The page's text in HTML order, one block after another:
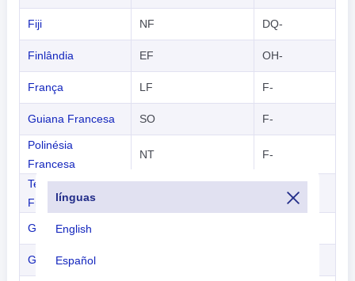
línguas
English
Español
Fiji NF DQ-
Finlândia EF OH-
França LF F-
Guiana Francesa SO F-
Polinésia
Francesa
NT F-
Territórios
Franceses do Sul
Gabão
Gâmbia